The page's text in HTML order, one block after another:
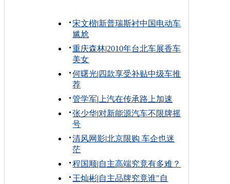
宋文楷|新普瑞斯衬中国电动车
尴尬
重庆森林|2010年台北车展香车
美女
何曙光| 四款享受补贴中级车推
荐
管学军| 上汽在传承路上加速
张少华|对新能源汽车不限牌摇
号
清风网影|北京限购 车企也迷
茫
程国顺|自主高端究竟有多难？
王灿彬|自主品牌究竟谁"自